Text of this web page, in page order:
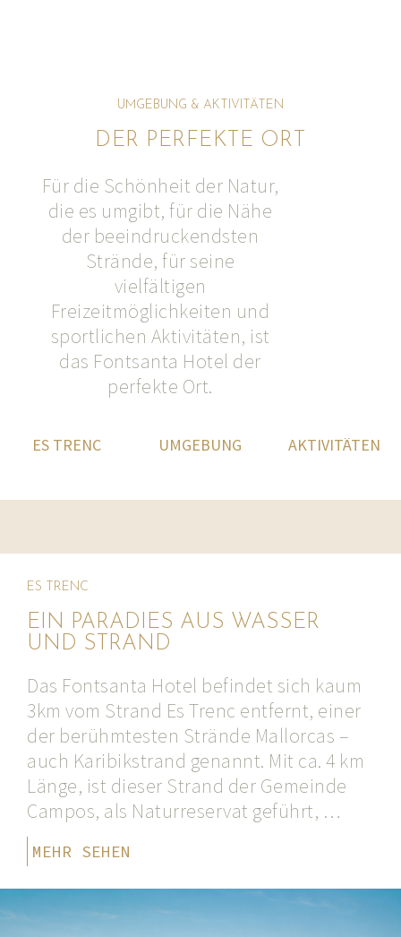
UMGEBUNG & AKTIVITÄTEN
DER PERFEKTE ORT
Für die Schönheit der Natur,
die es umgibt, für die Nähe
der beeindruckendsten
Strände, für seine
vielfältigen
Freizeitmöglichkeiten und
sportlichen Aktivitäten, ist
das Fontsanta Hotel der
perfekte Ort.
ES TRENC UMGEBUNG AKTIVITÄTEN
ES TRENC
EIN PARADIES AUS WASSER
UND STRAND
Das Fontsanta Hotel befindet sich kaum
3km vom Strand Es Trenc entfernt, einer
der berühmtesten Strände Mallorcas –
auch Karibikstrand genannt. Mit ca. 4 km
Länge, ist dieser Strand der Gemeinde
Campos, als Naturreservat geführt, …
MEHR SEHEN